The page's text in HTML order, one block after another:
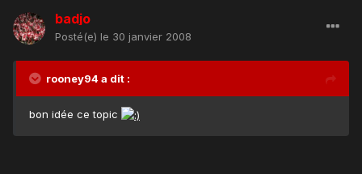
badjo
Posté(e) le 30 janvier 2008
rooney94 a dit :
bon idée ce topic